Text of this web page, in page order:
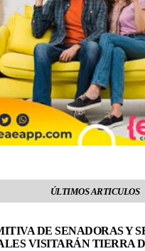
ÚLTIMOS ARTICULOS
DE SENADORAS Y
VISITARÁN TIERRA